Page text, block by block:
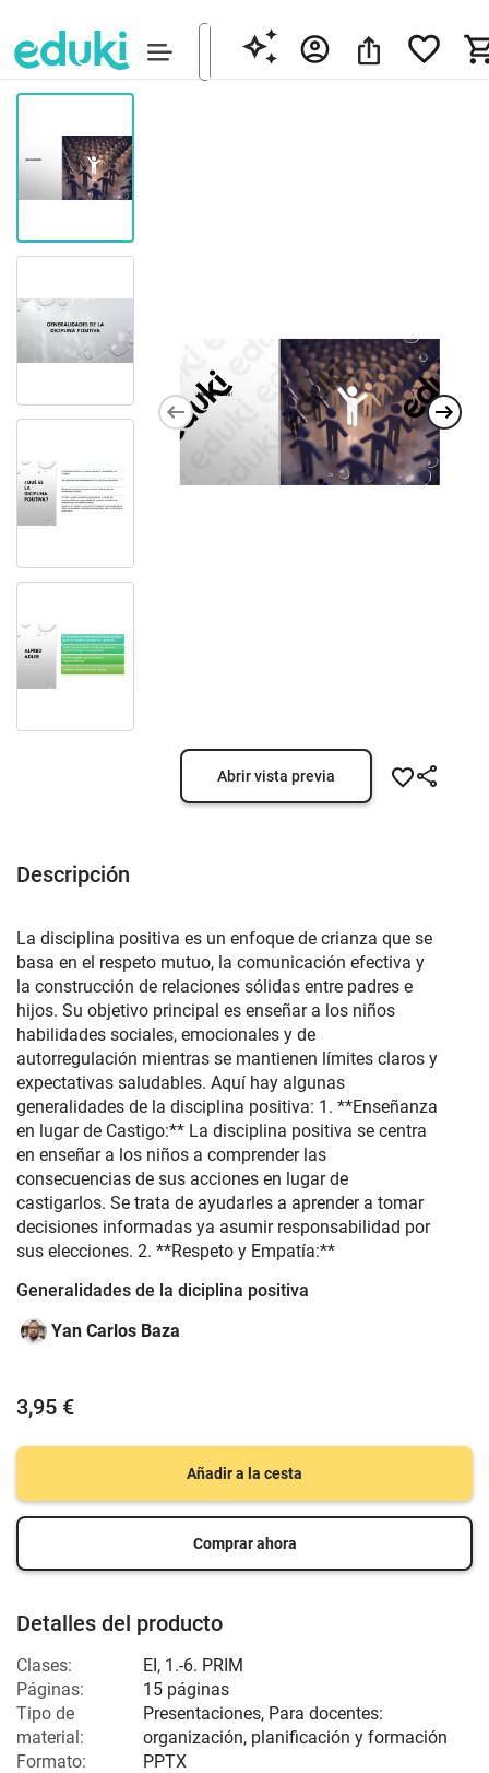
Abrir vista previa
Descripción
La disciplina positiva es un enfoque de crianza que se
basa en el respeto mutuo, la comunicación efectiva y
la construcción de relaciones sólidas entre padres e
hijos. Su objetivo principal es enseñar a los niños
habilidades sociales, emocionales y de
autorregulación mientras se mantienen límites claros y
expectativas saludables. Aquí hay algunas
generalidades de la disciplina positiva: 1. **Enseñanza
en lugar de Castigo:** La disciplina positiva se centra
en enseñar a los niños a comprender las
consecuencias de sus acciones en lugar de
castigarlos. Se trata de ayudarles a aprender a tomar
decisiones informadas ya asumir responsabilidad por
sus elecciones. 2. **Respeto y Empatía:**
Generalidades de la diciplina positiva
Yan Carlos Baza
3,95 €
Añadir a la cesta
Comprar ahora
Detalles del producto
Clases: EI, 1.-6. PRIM
Páginas:
15 páginas
Tipo de
material:
Presentaciones, Para docentes:
organización, planificación y formación
Formato:
PPTX